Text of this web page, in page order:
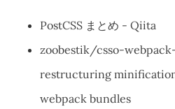
PostCSS まとめ - Qiita
zoobestik/csso-
restructuring
webpack bundles